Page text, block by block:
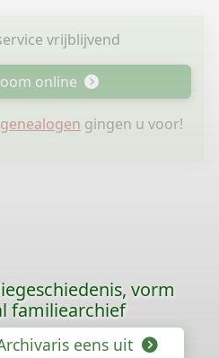
vrijblijvend
online
gingen u voor!
vorm
familiearchief
eens uit